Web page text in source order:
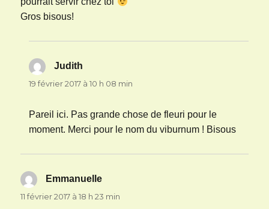
Gros bisous!
Judith
19 février 2017 à 10 h 08 min
Pareil ici. Pas grande chose de fleuri pour le
moment. Merci pour le nom du viburnum ! Bisous
Emmanuelle
11 février 2017 à 18 h 23 min